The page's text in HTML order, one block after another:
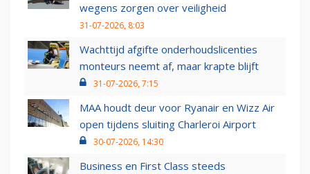
wegens zorgen over veiligheid
31-07-2026, 8:03
Wachttijd afgifte onderhoudslicenties
monteurs neemt af, maar krapte blijft
31-07-2026, 7:15
MAA houdt deur voor Ryanair en Wizz Air
open tijdens sluiting Charleroi Airport
30-07-2026, 14:30
Business en First Class steeds